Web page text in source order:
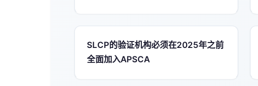
SLCP的验证机构必须在2025年之前
全面加入APSCA